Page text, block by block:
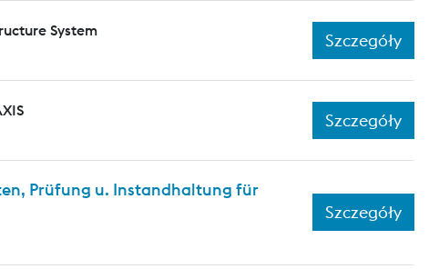
System
Szczegóły
Szczegóły
Prüfung u. Instandhaltung für
Szczegóły